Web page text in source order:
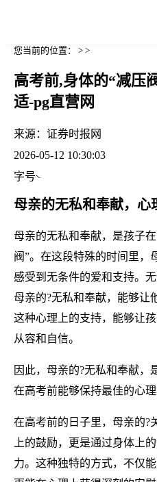
您当前的位置： > >
高考前,身体的“减压
适-pg直营网
来源： 证券时报网
2026-05-12 10:30:03
字号
母亲的无私和奉献，心
母亲的无私和奉献，是孩子
阀”。在这段特殊的时间里，
感受到无条件的爱和支持。
母亲的?无私和奉献，能够让
这种心理上的支持，能够让
从容和自信。
因此，母亲的?无私和奉献，
在高考前能够保持最佳的心理
在高考前的日子里，母亲的?
上的鼓励，更是通过身体上
力。这种独特的方式，不仅